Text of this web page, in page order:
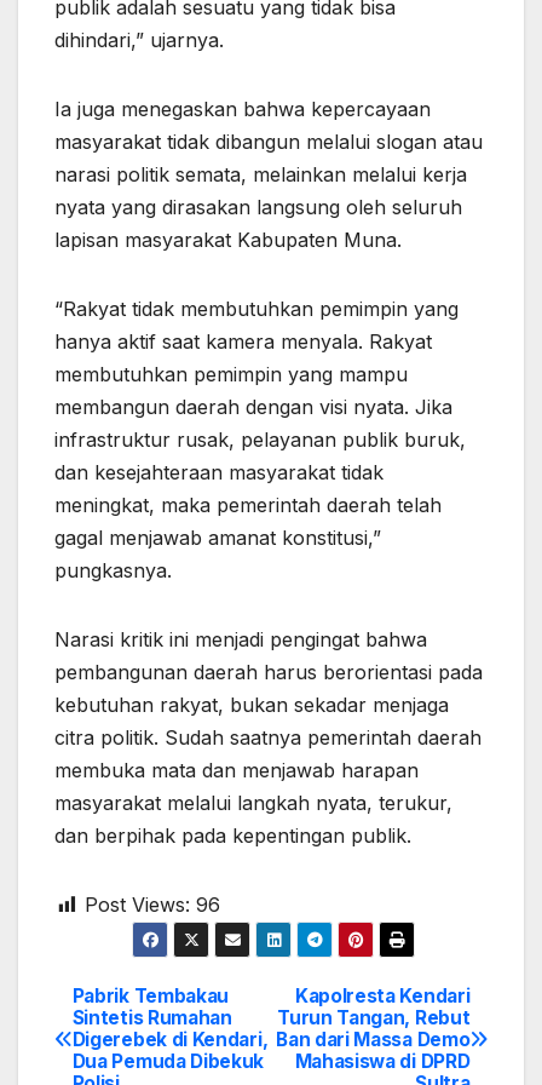
publik adalah sesuatu yang tidak bisa
dihindari,” ujarnya.
Ia juga menegaskan bahwa kepercayaan
masyarakat tidak dibangun melalui slogan atau
narasi politik semata, melainkan melalui kerja
nyata yang dirasakan langsung oleh seluruh
lapisan masyarakat Kabupaten Muna.
“Rakyat tidak membutuhkan pemimpin yang
hanya aktif saat kamera menyala. Rakyat
membutuhkan pemimpin yang mampu
membangun daerah dengan visi nyata. Jika
infrastruktur rusak, pelayanan publik buruk,
dan kesejahteraan masyarakat tidak
meningkat, maka pemerintah daerah telah
gagal menjawab amanat konstitusi,”
pungkasnya.
Narasi kritik ini menjadi pengingat bahwa
pembangunan daerah harus berorientasi pada
kebutuhan rakyat, bukan sekadar menjaga
citra politik. Sudah saatnya pemerintah daerah
membuka mata dan menjawab harapan
masyarakat melalui langkah nyata, terukur,
dan berpihak pada kepentingan publik.
Post Views: 96
Post
navigation
Kapolresta Kendari
Turun Tangan, Rebut
Ban dari Massa Demo
Mahasiswa di DPRD
Pabrik Tembakau
Sintetis Rumahan
Digerebek di Kendari,
Dua Pemuda Dibekuk